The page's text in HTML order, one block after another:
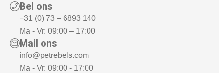
Bel ons
+31 (0) 73 – 6893 140
Ma - Vr: 09:00 – 17:00
Mail ons
info@petrebels.com
Ma - Vr: 09:00 - 17:00